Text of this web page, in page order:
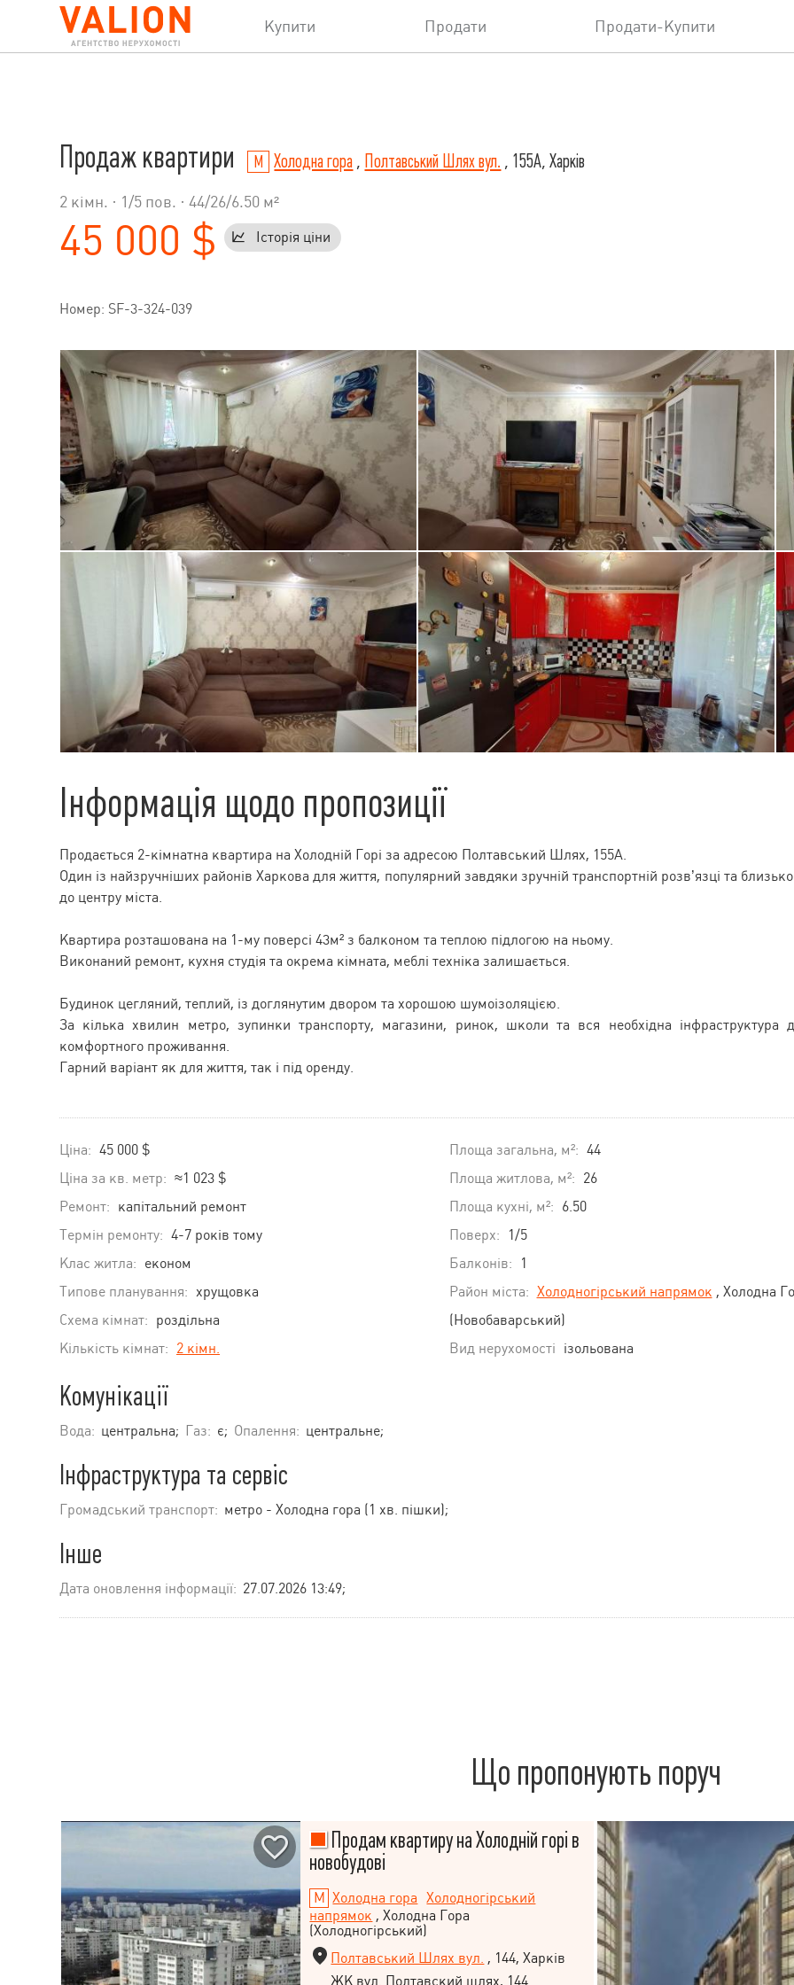
Купити Продати Продати-Купити
Продаж квартири Холодна гора , Полтавський Шлях вул. , 155А, Харків
2 кімн. · 1 /5 пов. · 44/26/6.50 м²
45 000 $ Історія ціни
Номер: SF-3-324-039
Інформація щодо пропозиції
Продається 2-кімнатна квартира на Холодній Горі за адресою Полтавський Шлях, 155А.
Один із найзручніших районів Харкова для життя, популярний завдяки зручній транспортній розв’язці та
до центру міста.
Квартира розташована на 1-му поверсі 43м² з балконом та теплою підлогою на ньому.
Виконаний ремонт, кухня студія та окрема кімната, меблі техніка залишається.
Будинок цегляний, теплий, із доглянутим двором та хорошою шумоізоляцією.
За кілька хвилин метро, зупинки транспорту, магазини, ринок, школи та вся необхідна інфраструктура
комфортного проживання.
Гарний варіант як для життя, так і під оренду.
Ціна: 45 000 $
Ціна за кв. метр: ≈1 023 $
Ремонт: капітальний ремонт
Термін ремонту: 4-7 років тому
Клас житла: економ
Типове планування: хрущовка
Схема кімнат: роздільна
Кількість кімнат: 2 кімн.
Площа загальна, м²: 44
Площа житлова, м²: 26
Площа кухні, м²: 6.50
Поверх:
1/5
Балконів:
1
Район міста: Холодногірський напрямок , Холодна
(Новобаварський)
Вид нерухомості ізольована
Комунікації
Вода: центральна; Газ: є; Опалення: центральне;
Інфраструктура та сервіс
Громадський транспорт: метро - Холодна гора (1 хв. пішки);
Інше
Дата оновлення інформації: 27.07.2026 13:49;
Що пропонують поруч
Продам квартиру на Холодній горі в
новобудові
Холодна гора
Холодногірський
напрямок , Холодна Гора
(Холодногірський)
Полтавський Шлях вул. , 144, Харків
ЖК вул. Полтавский шлях, 144